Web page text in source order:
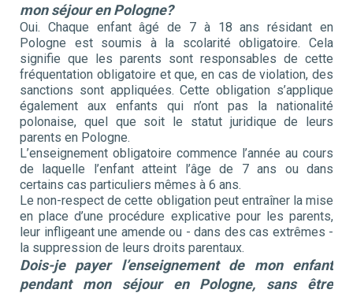
mon séjour en Pologne?
Oui. Chaque enfant âgé de 7 à 18 ans résidant en
Pologne est soumis à la scolarité obligatoire. Cela
signifie que les parents sont responsables de cette
fréquentation obligatoire et que, en cas de violation, des
sanctions sont appliquées. Cette obligation s’applique
également aux enfants qui n’ont pas la nationalité
polonaise, quel que soit le statut juridique de leurs
parents en Pologne.
L’enseignement obligatoire commence l’année au cours
de laquelle l’enfant atteint l’âge de 7 ans ou dans
certains cas particuliers mêmes à 6 ans.
Le non-respect de cette obligation peut entraîner la mise
en place d’une procédure explicative pour les parents,
leur infligeant une amende ou - dans des cas extrêmes -
la suppression de leurs droits parentaux.
Dois-je payer l’enseignement de mon enfant
pendant mon séjour en Pologne, sans être